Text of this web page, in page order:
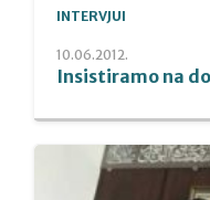
INTERVJUI
10.06.2012.
Insistiramo na